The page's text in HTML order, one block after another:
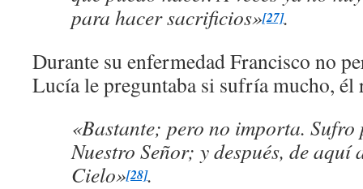
para hacer sacrificios»[27].
Durante su enfermedad Francisco no
Lucía le preguntaba si sufría mucho, él
«Bastante; pero no importa.
Nuestro Señor; y después, de aquí
Cielo»[28].